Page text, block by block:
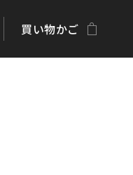
買い物かご